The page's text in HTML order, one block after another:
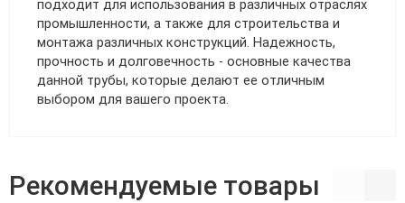
подходит для использования в различных отраслях
промышленности, а также для строительства и
монтажа различных конструкций. Надежность,
прочность и долговечность - основные качества
данной трубы, которые делают ее отличным
выбором для вашего проекта.
Рекомендуемые товары